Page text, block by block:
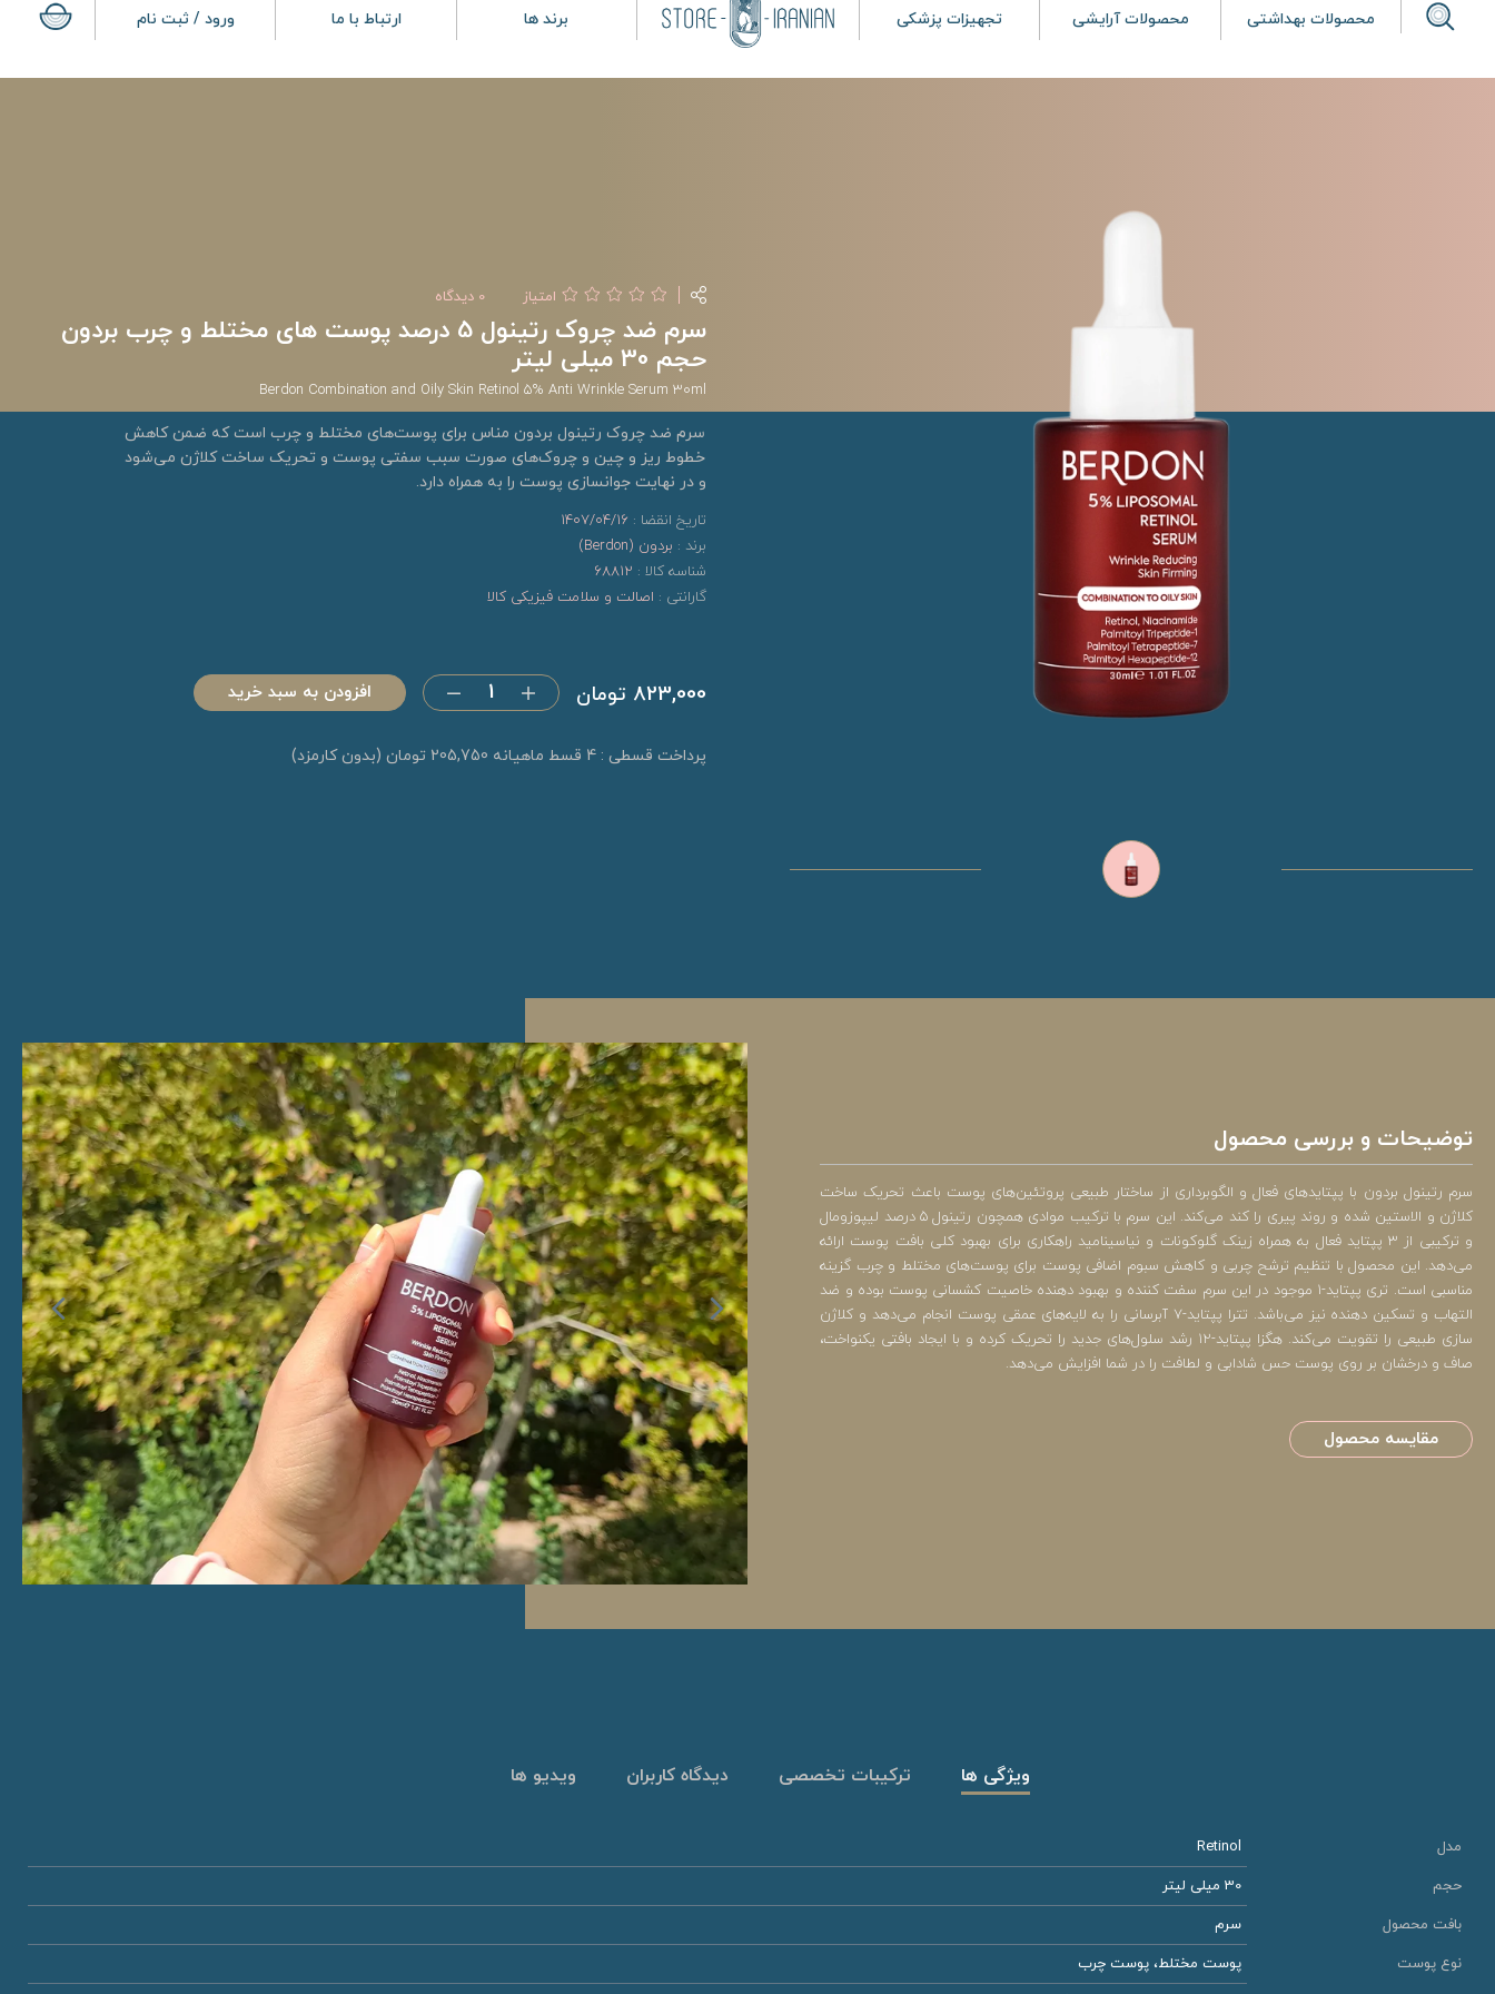
محصولات بهداشتی محصولات آرایشی تجهیزات پزشکی برند ها ارتباط با ما ورود / ثبت نام
امتیاز 0 دیدگاه
سرم ضد چروک رتینول 5 درصد پوست های مختلط و چرب بردون
حجم 30 میلی لیتر
Berdon Combination and Oily Skin Retinol 5% Anti Wrinkle Serum 30ml
سرم ضد چروک رتینول بردون مناس برای پوست‌های مختلط و چرب است که ضمن کاهش
خطوط ریز و چین و چروک‌های صورت سبب سفتی پوست و تحریک ساخت کلاژن می‌شود
و در نهایت جوانسازی پوست را به همراه دارد.
تاریخ انقضا : 1407/04/16
برند : بردون (Berdon)
شناسه کالا : 68812
گارانتی : اصالت و سلامت فیزیکی کالا
823,000 تومان افزودن به سبد خرید
پرداخت قسطی : 4 قسط ماهیانه 205,750 تومان (بدون کارمزد)
توضیحات و بررسی محصول
سرم رتینول بردون با پپتایدهای فعال و الگوبرداری از ساختار طبیعی پروتئین‌های پوست باعث تحریک ساخت
کلاژن و الاستین شده و روند پیری را کند می‌کند. این سرم با ترکیب موادی همچون رتینول 5 درصد لیپوزومال
و ترکیبی از 3 پپتاید فعال به همراه زینک گلوکونات و نیاسینامید راهکاری برای بهبود کلی بافت پوست ارائه
می‌دهد. این محصول با تنظیم ترشح چربی و کاهش سبوم اضافی پوست برای پوست‌های مختلط و چرب گزینه
مناسبی است. تری پپتاید-1 موجود در این سرم سفت کننده و بهبود دهنده خاصیت کشسانی پوست بوده و ضد
التهاب و تسکین دهنده نیز می‌باشد. تترا پپتاید-7 آبرسانی را به لایه‌های عمقی پوست انجام می‌دهد و کلاژن
سازی طبیعی را تقویت می‌کند. هگزا پپتاید-12 رشد سلول‌های جدید را تحریک کرده و با ایجاد بافتی یکنواخت،
صاف و درخشان بر روی پوست حس شادابی و لطافت را در شما افزایش می‌دهد.
مقایسه محصول
ویژگی ها ترکیبات تخصصی دیدگاه کاربران ویدیو ها
مدل
Retinol
حجم
30 میلی لیتر
بافت محصول
سرم
نوع پوست
پوست مختلط، پوست چرب